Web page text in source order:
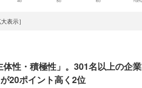
表示］
性・積極性」。301名以上の企業
20ポイント高く2位